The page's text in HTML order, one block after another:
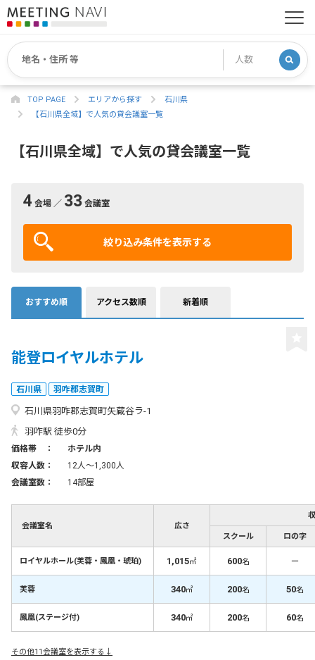
TOP PAGE エリアから探す
石川県
【石川県全域】で人気の貸会議室一覧
【石川県全域】で人気の貸会議室一覧
4 会場 ／ 33 会議室
絞り込み条件を表示する
おすすめ順 アクセス数順 新着順
能登ロイヤルホテル
石川県 羽咋郡志賀町
石川県羽咋郡志賀町矢蔵谷ラ-1
羽咋駅 徒歩0分
価格帯 ：
ホテル内
収容人数：
12人〜1,300人
会議室数：
14部屋
会議室名 広さ
スクール ロの字
ロイヤルホール(芙蓉・鳳凰・琥珀) 1,015㎡ 600名 －
芙蓉 340㎡ 200名 50名
鳳凰(ステージ付) 340㎡ 200名 60名
その他11会議室を表示する↓